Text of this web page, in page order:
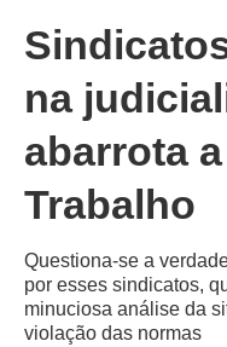
na
abarrota
Trabalho
Questiona-se a
por esses sindicatos,
minuciosa análise da
violação das normas